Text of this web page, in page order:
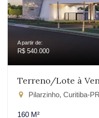
A partir de:
R$ 540.000
Terreno/Lote à
Pilarzinho, Curitiba-PR
160 M²